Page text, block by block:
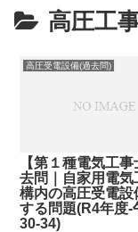
高圧工
高圧受電設備(過去問)
【第１種電気工
去問｜自家用電気
構内の高圧受電設
する問題(R4年度-
30-34)